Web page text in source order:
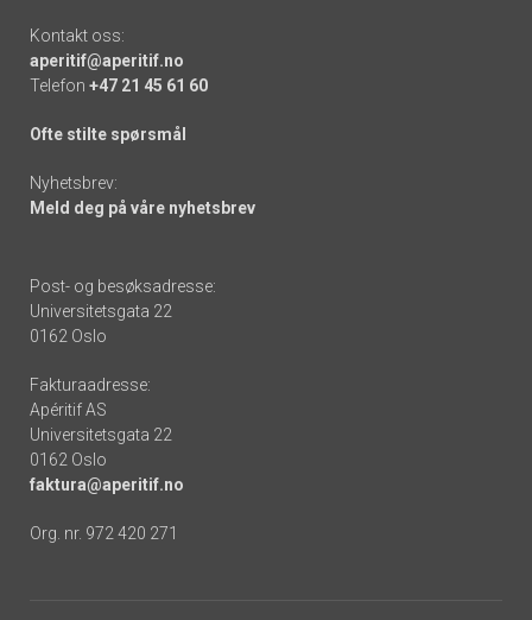
Kontakt oss:
aperitif@aperitif.no
Telefon +47 21 45 61 60
Ofte stilte spørsmål
Nyhetsbrev:
Meld deg på våre nyhetsbrev
Post- og besøksadresse:
Universitetsgata 22
0162 Oslo
Fakturaadresse:
Apéritif AS
Universitetsgata 22
0162 Oslo
faktura@aperitif.no
Org. nr. 972 420 271